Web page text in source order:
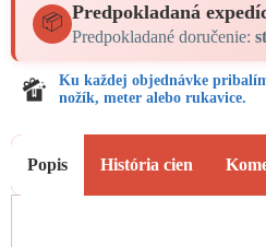
📦 Predpokladaná
Predpokladané doručenie:
Ku každej objednávke
nožík, meter alebo rukavice.
Popis História cien